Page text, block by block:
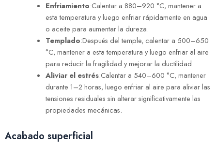
Enfriamiento:Calentar a 880–920 °C, mantener a
esta temperatura y luego enfriar rápidamente en agua
o aceite para aumentar la dureza.
Templado:Después del temple, calentar a 500–650
°C, mantener a esta temperatura y luego enfriar al aire
para reducir la fragilidad y mejorar la ductilidad.
Aliviar el estrés:Calentar a 540–600 °C, mantener
durante 1–2 horas, luego enfriar al aire para aliviar las
tensiones residuales sin alterar significativamente las
propiedades mecánicas.
Acabado superficial